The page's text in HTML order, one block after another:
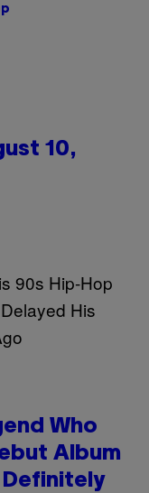
10,
Who
Album
Definitely